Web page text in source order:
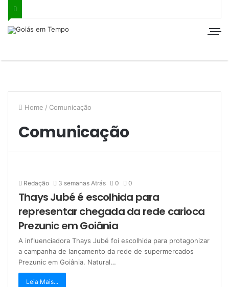
Home / Comunicação
Comunicação
Redação 3 semanas Atrás 0 0
Thays Jubé é escolhida para
representar chegada da rede carioca
Prezunic em Goiânia
A influenciadora Thays Jubé foi escolhida para protagonizar
a campanha de lançamento da rede de supermercados
Prezunic em Goiânia. Natural…
Leia Mais...